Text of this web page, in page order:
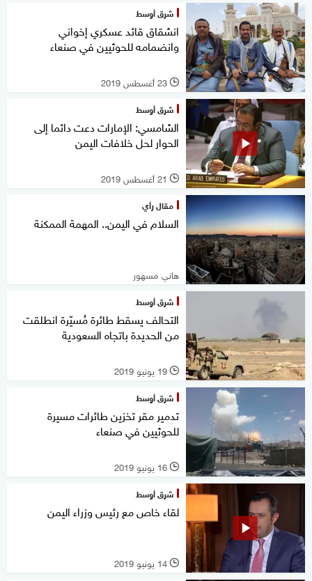
شرق أوسط
انشقاق قائد عسكري إخواني
وانضمامه للحوثيين في صنعاء
l 23 أغسطس 2019
شرق أوسط
الشامسي: الإمارات دعت دائما إلى
الحوار لحل خلافات اليمن
l 21 أغسطس 2019
مقال رأي
السلام في اليمن.. المهمة الممكنة
هاني مسهور
شرق أوسط
التحالف يسقط طائرة مُسيّرة انطلقت
من الحديدة باتجاه السعودية
l 19 يونيو 2019
شرق أوسط
تدمير مقر تخزين طائرات مسيرة
للحوثيين في صنعاء
l 16 يونيو 2019
شرق أوسط
لقاء خاص مع رئيس وزراء اليمن
l 14 يونيو 2019